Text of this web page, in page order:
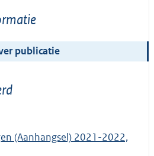
publicatie
(Aanhangsel) 2021-2022,